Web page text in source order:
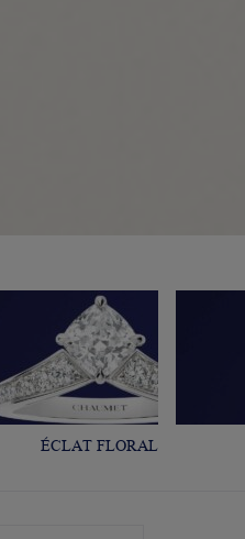
ÉCLAT FLORAL